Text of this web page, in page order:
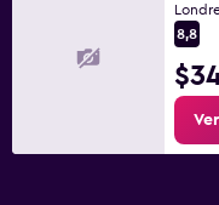
8,8